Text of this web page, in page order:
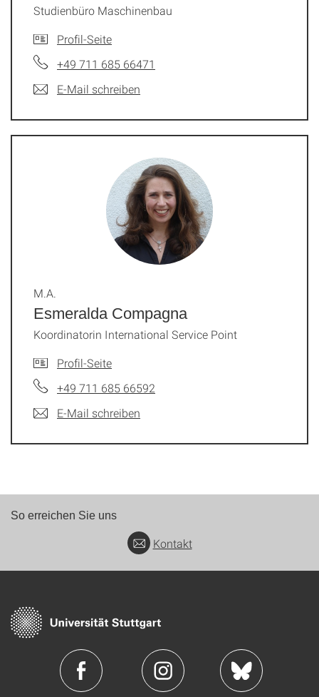
Studienbüro Maschinenbau
Profil-Seite
+49 711 685 66471
E-Mail schreiben
Esmeralda Compagna
M.A.
Koordinatorin International Service Point
Profil-Seite
+49 711 685 66592
E-Mail schreiben
So erreichen Sie uns
Kontakt